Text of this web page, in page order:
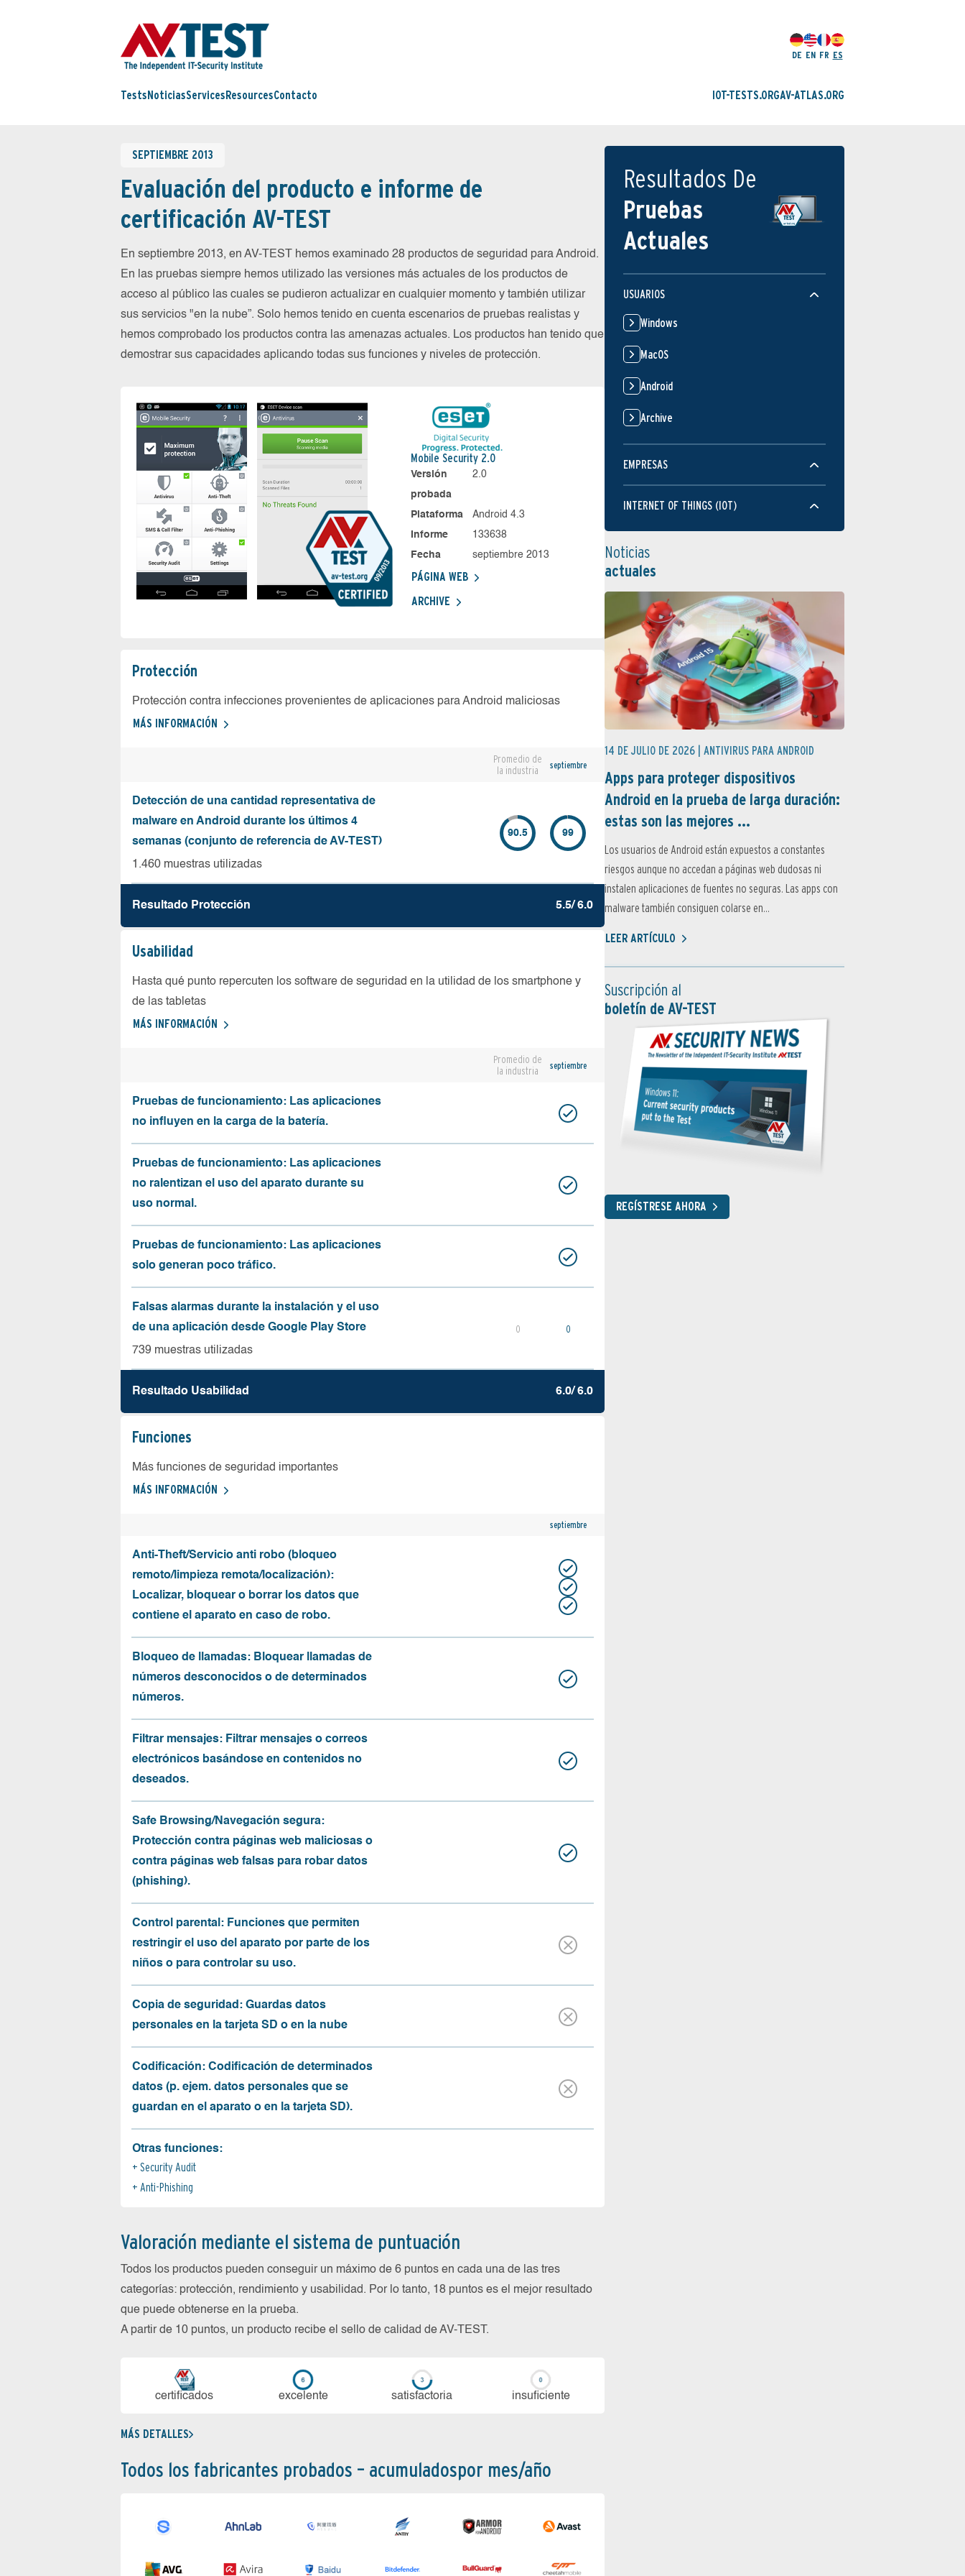
DE EN FR ES
Tests NoticiasServices ResourcesContacto IOT-TESTS.ORGAV-ATLAS.ORG
SEPTIEMBRE 2013
Evaluación del producto e informe de
certificación AV-TEST
En septiembre 2013, en AV-TEST hemos examinado 28 productos de seguridad para Android.
En las pruebas siempre hemos utilizado las versiones más actuales de los productos de
acceso al público las cuales se pudieron actualizar en cualquier momento y también utilizar
sus servicios "en la nube”. Solo hemos tenido en cuenta escenarios de pruebas realistas y
hemos comprobado los productos contra las amenazas actuales. Los productos han tenido que
demostrar sus capacidades aplicando todas sus funciones y niveles de protección.
Mobile Security 2.0
Versión
probada
2.0
Plataforma
Android 4.3
Informe
133638
Fecha
septiembre 2013
PÁGINA WEB
ARCHIVE
Protección
Protección contra infecciones provenientes de aplicaciones para Android maliciosas
MÁS INFORMACIÓN
Promedio de
la industria
septiembre
Detección de una cantidad representativa de
malware en Android durante los últimos 4
semanas (conjunto de referencia de AV-TEST)
1.460 muestras utilizadas
90.5 99
Resultado Protección 5.5/ 6.0
Usabilidad
Hasta qué punto repercuten los software de seguridad en la utilidad de los smartphone y
de las tabletas
MÁS INFORMACIÓN
Promedio de
la industria
septiembre
Pruebas de funcionamiento: Las aplicaciones
no influyen en la carga de la batería.
Pruebas de funcionamiento: Las aplicaciones
no ralentizan el uso del aparato durante su
uso normal.
Pruebas de funcionamiento: Las aplicaciones
solo generan poco tráfico.
Falsas alarmas durante la instalación y el uso
de una aplicación desde Google Play Store
739 muestras utilizadas
0 0
Resultado Usabilidad 6.0/ 6.0
Funciones
Más funciones de seguridad importantes
MÁS INFORMACIÓN
septiembre
Anti-Theft/Servicio anti robo (bloqueo
remoto/limpieza remota/localización):
Localizar, bloquear o borrar los datos que
contiene el aparato en caso de robo.
Bloqueo de llamadas: Bloquear llamadas de
números desconocidos o de determinados
números.
Filtrar mensajes: Filtrar mensajes o correos
electrónicos basándose en contenidos no
deseados.
Safe Browsing/Navegación segura:
Protección contra páginas web maliciosas o
contra páginas web falsas para robar datos
(phishing).
Control parental: Funciones que permiten
restringir el uso del aparato por parte de los
niños o para controlar su uso.
Copia de seguridad: Guardas datos
personales en la tarjeta SD o en la nube
Codificación: Codificación de determinados
datos (p. ejem. datos personales que se
guardan en el aparato o en la tarjeta SD).
Otras funciones:
Security Audit
Anti-Phishing
Valoración mediante el sistema de puntuación
Todos los productos pueden conseguir un máximo de 6 puntos en cada una de las tres
categorías: protección, rendimiento y usabilidad. Por lo tanto, 18 puntos es el mejor resultado
que puede obtenerse en la prueba.
A partir de 10 puntos, un producto recibe el sello de calidad de AV-TEST.
certi­ficados ex­ce­len­te sa­tis­fac­to­ria in­su­fi­cien­te
MÁS DETALLES
Todos los fabricantes probados – acumuladospor mes/año
Resultados De
Pruebas
Actuales
USUARIOS
Windows
MacOS
Android
Archive
EMPRESAS
INTERNET OF THINGS (IOT)
Noticias
actuales
14 DE JULIO DE 2026 | ANTIVIRUS PARA ANDROID
Apps para proteger dispositivos
Android en la prueba de larga duración:
estas son las mejores ...
Los usuarios de Android están expuestos a constantes
riesgos aunque no accedan a páginas web dudosas ni
instalen aplicaciones de fuentes no seguras. Las apps con
malware también consiguen colarse en...
LEER ARTÍCULO
Suscripción al
boletín de AV-TEST
REGÍSTRESE AHORA